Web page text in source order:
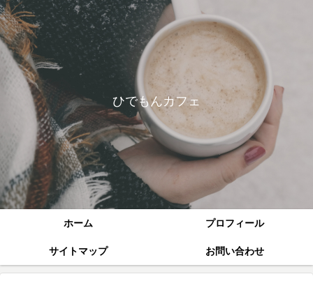
ひでもんカフェ
ホーム プロフィール
サイトマップ お問い合わせ